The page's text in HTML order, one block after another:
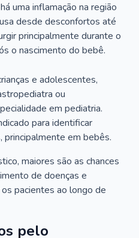
uma inflamação na região
desde desconfortos até
principalmente durante o
o nascimento do bebê.
e adolescentes,
ou
em pediatria.
para identificar
principalmente em bebês.
maiores são as chances
de doenças e
pacientes ao longo de
pelo